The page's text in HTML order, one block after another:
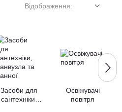
Відображення:
Засоби для
сантехніки,
Освіжувачі
повітря